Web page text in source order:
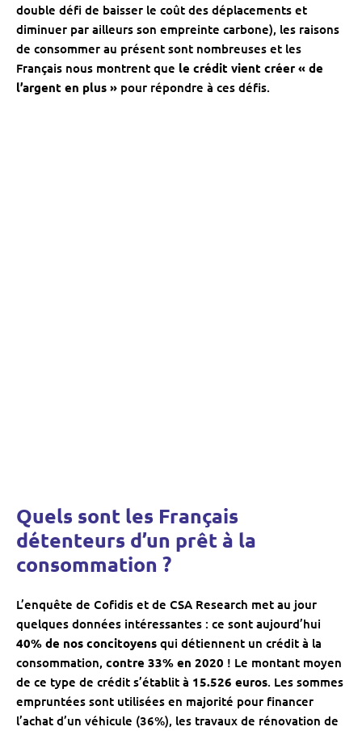
double défi de baisser le coût des déplacements et
diminuer par ailleurs son empreinte carbone), les raisons
de consommer au présent sont nombreuses et les
Français nous montrent que le crédit vient créer « de
l’argent en plus » pour répondre à ces défis.
Quels sont les Français
détenteurs d’un prêt à la
consommation ?
L’enquête de Cofidis et de CSA Research met au jour
quelques données intéressantes : ce sont aujourd’hui
40% de nos concitoyens qui détiennent un crédit à la
consommation, contre 33% en 2020 ! Le montant moyen
de ce type de crédit s’établit à 15.526 euros. Les sommes
empruntées sont utilisées en majorité pour financer
l’achat d’un véhicule (36%), les travaux de rénovation de